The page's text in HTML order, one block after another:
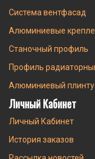
Система вентфасад
Алюминиевые
Станочный профиль
Профиль
Алюминиевый
Личный Кабинет
Личный Кабинет
История заказов